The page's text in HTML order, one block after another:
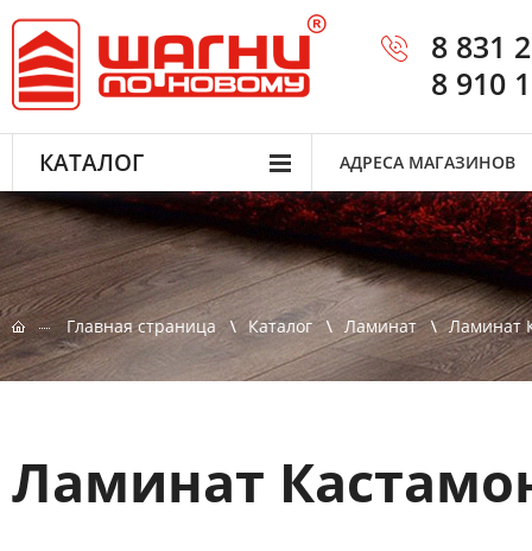
8 831
8 910
КАТАЛОГ АДРЕСА МАГАЗИНОВ
Главная страница Каталог Ламинат Ламинат
Ламинат